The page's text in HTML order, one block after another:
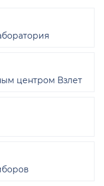
центром Взлет